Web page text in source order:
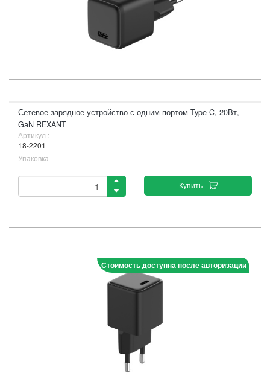
Сетевое зарядное устройство с одним портом Type-C, 20Вт,
GaN REXANT
Артикул :
18-2201
Упаковка
Купить
Стоимость доступна после авторизации